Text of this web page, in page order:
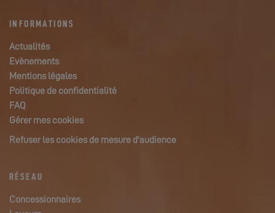
INFORMATIONS
Actualités
Evènements
Mentions légales
Politique de confidentialité
FAQ
Gérer mes cookies
Refuser les cookies de mesure d'audience
RÉSEAU
Concessionnaires